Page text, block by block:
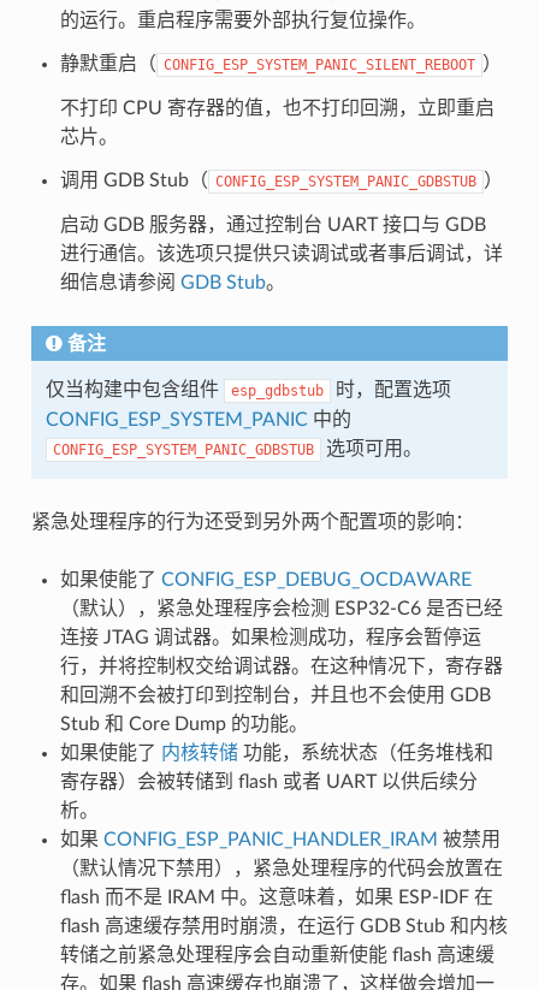
的运行。重启程序需要外部执行复位操作。
静默重启（ CONFIG_ESP_SYSTEM_PANIC_SILENT_REBOOT ）
不打印 CPU 寄存器的值，也不打印回溯，立即重启
芯片。
调用 GDB Stub（ CONFIG_ESP_SYSTEM_PANIC_GDBSTUB ）
启动 GDB 服务器，通过控制台 UART 接口与 GDB
进行通信。该选项只提供只读调试或者事后调试，详
细信息请参阅 GDB Stub。
备注
仅当构建中包含组件 esp_gdbstub
时，配置选项
CONFIG_ESP_SYSTEM_PANIC中的
CONFIG_ESP_SYSTEM_PANIC_GDBSTUB 选项可用。
紧急处理程序的行为还受到另外两个配置项的影响：
如果使能了 CONFIG_ESP_DEBUG_OCDAWARE
（默认），紧急处理程序会检测 ESP32-C6 是否已经
连接 JTAG 调试器。如果检测成功，程序会暂停运
行，并将控制权交给调试器。在这种情况下，寄存器
和回溯不会被打印到控制台，并且也不会使用 GDB
Stub 和 Core Dump 的功能。
如果使能了 内核转储功能，系统状态（任务堆栈和
寄存器）会被转储到 flash 或者 UART 以供后续分
析。
如果 CONFIG_ESP_PANIC_HANDLER_IRAM 被禁用
（默认情况下禁用），紧急处理程序的代码会放置在
flash 而不是 IRAM 中。这意味着，如果 ESP-IDF 在
flash 高速缓存禁用时崩溃，在运行 GDB Stub 和内核
转储之前紧急处理程序会自动重新使能 flash 高速缓
存。如果 flash 高速缓存也崩溃了，这样做会增加一